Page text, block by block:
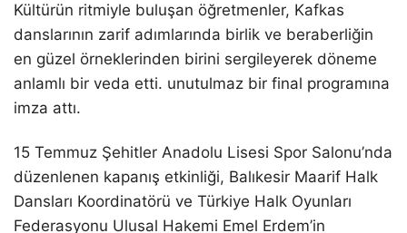
Kültürün ritmiyle buluşan öğretmenler, Kafkas
danslarının zarif adımlarında birlik ve beraberliğin
en güzel örneklerinden birini sergileyerek döneme
anlamlı bir veda etti. unutulmaz bir final programına
imza attı.
15 Temmuz Şehitler Anadolu Lisesi Spor Salonu’nda
düzenlenen kapanış etkinliği, Balıkesir Maarif Halk
Dansları Koordinatörü ve Türkiye Halk Oyunları
Federasyonu Ulusal Hakemi Emel Erdem’in